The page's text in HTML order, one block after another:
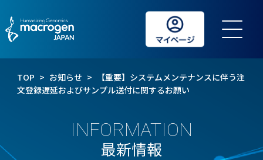
TOP > お知らせ >
【重要】システムメンテナンスに伴う注
文登録遅延およびサンプル送付に関するお願い
INFORMATION
最新情報